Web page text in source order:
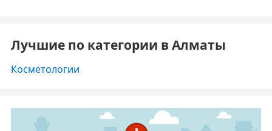
Лучшие по категории в Алматы
Косметологии